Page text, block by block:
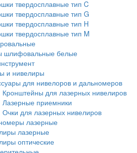
твердосплавные тип C
твердосплавные тип G
твердосплавные тип H
твердосплавные тип M
шлифовальные белые
и нивелиры
для нивелоров и дальномеров
Кронштейны для лазерных нивелиров
Лазерные приемники
Очки для лазерных нивелиров
лазерные
лазерные
оптические